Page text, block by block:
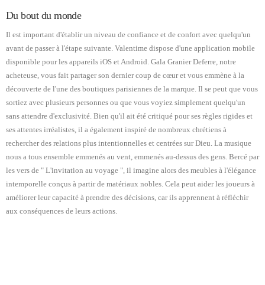
Du bout du monde
Il est important d'établir un niveau de confiance et de confort avec quelqu'un
avant de passer à l'étape suivante. Valentime dispose d'une application mobile
disponible pour les appareils iOS et Android. Gala Granier Deferre, notre
acheteuse, vous fait partager son dernier coup de cœur et vous emmène à la
découverte de l'une des boutiques parisiennes de la marque. Il se peut que vous
sortiez avec plusieurs personnes ou que vous voyiez simplement quelqu'un
sans attendre d'exclusivité. Bien qu'il ait été critiqué pour ses règles rigides et
ses attentes irréalistes, il a également inspiré de nombreux chrétiens à
rechercher des relations plus intentionnelles et centrées sur Dieu. La musique
nous a tous ensemble emmenés au vent, emmenés au-dessus des gens. Bercé par
les vers de " L'invitation au voyage ", il imagine alors des meubles à l'élégance
intemporelle conçus à partir de matériaux nobles. Cela peut aider les joueurs à
améliorer leur capacité à prendre des décisions, car ils apprennent à réfléchir
aux conséquences de leurs actions.